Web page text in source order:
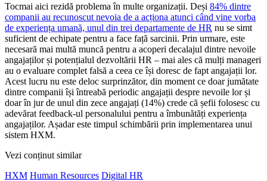
Tocmai aici rezidă problema în multe organizații. Deși 84% dintre
companii au recunoscut nevoia de a acționa atunci când vine vorba
de experiența umană, unul din trei departamente de HR nu se simt
suficient de echipate pentru a face față sarcinii. Prin urmare, este
necesară mai multă muncă pentru a acoperi decalajul dintre nevoile
angajaților și potențialul dezvoltării HR – mai ales că mulți manageri
au o evaluare complet falsă a ceea ce își doresc de fapt angajații lor.
Acest lucru nu este deloc surprinzător, din moment ce doar jumătate
dintre companii își întreabă periodic angajații despre nevoile lor și
doar în jur de unul din zece angajați (14%) crede că șefii folosesc cu
adevărat feedback-ul personalului pentru a îmbunătăți experiența
angajaților. Așadar este timpul schimbării prin implementarea unui
sistem HXM.
Vezi conținut similar
HXM Human Resources Digital HR